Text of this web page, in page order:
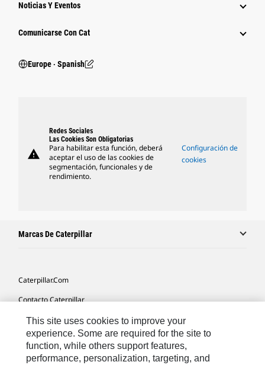
Noticias Y Eventos
Comunicarse Con Cat
Europe ‧ Spanish
warning
Redes Sociales
Las Cookies Son Obligatorias
Para habilitar esta función, deberá
aceptar el uso de las cookies de
segmentación, funcionales y de
rendimiento.
Configuración de
cookies
Marcas De Caterpillar
Caterpillar.com
Contacto Caterpillar
Mis Preferencias De Marketing
Mapa Del Sitio
Cookie Settings
This site uses cookies to improve your
experience. Some are required for the site to
function, while others support features,
performance, personalization, targeting, and